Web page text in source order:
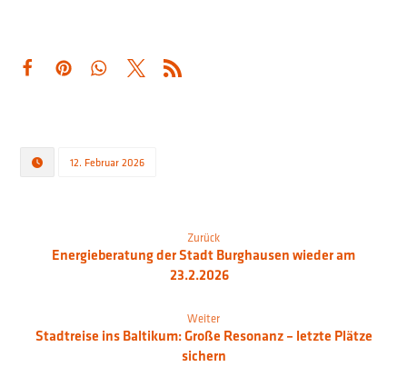
12. Februar 2026
Zurück
Energieberatung der Stadt Burghausen wieder am
23.2.2026
Weiter
Stadtreise ins Baltikum: Große Resonanz – letzte Plätze
sichern